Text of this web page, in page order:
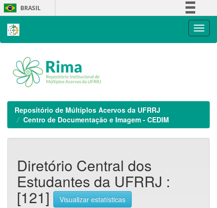
Skip
navigation
BRASIL
Repositório de Múltiplos Acervos da UFRRJ
Centro de Documentação e Imagem - CEDIM
Diretório Central dos
Estudantes da UFRRJ :
[121]
Visualizar estatísticas